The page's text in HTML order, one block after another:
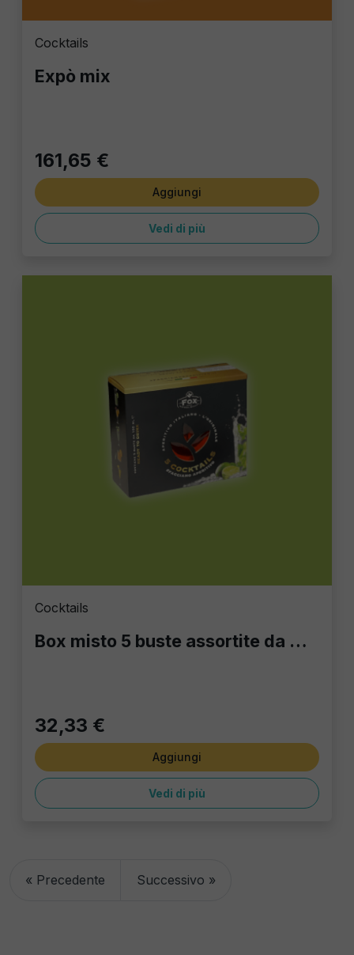
Cocktails
Expò mix
161,65 €
Aggiungi
Vedi di più
Cocktails
Box misto 5 buste assortite da ml.100
32,33 €
Aggiungi
Vedi di più
« Precedente Successivo »